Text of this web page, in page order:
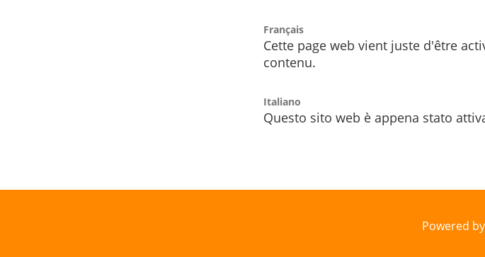
Français
Cette page web vient juste d'être
contenu.
Italiano
Questo sito web è appena stato
Powered